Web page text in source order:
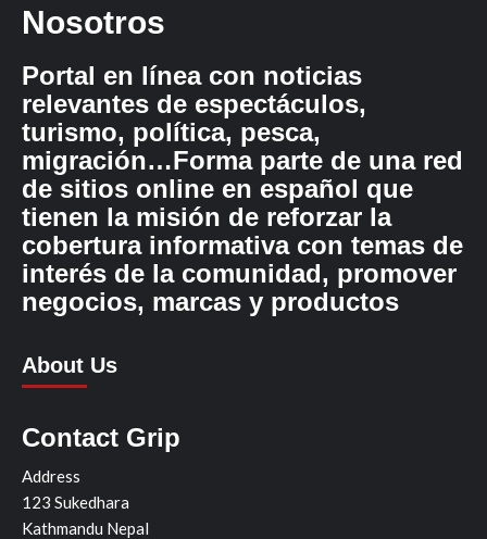
Nosotros
Portal en línea con noticias
relevantes de espectáculos,
turismo, política, pesca,
migración…Forma parte de una red
de sitios online en español que
tienen la misión de reforzar la
cobertura informativa con temas de
interés de la comunidad, promover
negocios, marcas y productos
About Us
Contact Grip
Address
123 Sukedhara
Kathmandu Nepal